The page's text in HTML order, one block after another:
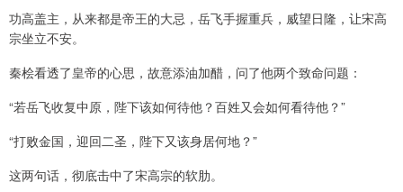
功高盖主，从来都是帝王的大忌，岳飞手握重兵，威望日隆，让宋高
宗坐立不安。
秦桧看透了皇帝的心思，故意添油加醋，问了他两个致命问题：
“若岳飞收复中原，陛下该如何待他？百姓又会如何看待他？”
“打败金国，迎回二圣，陛下又该身居何地？”
这两句话，彻底击中了宋高宗的软肋。